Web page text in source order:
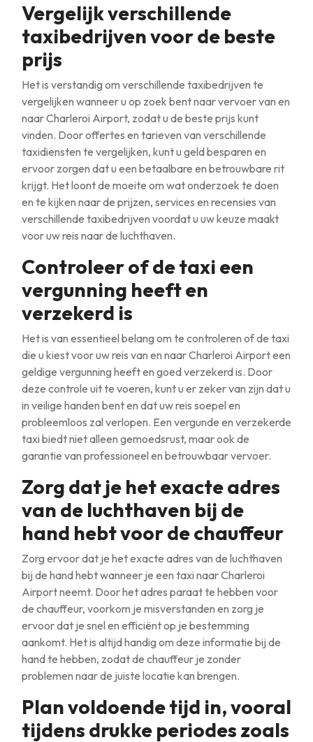
Vergelijk verschillende
taxibedrijven voor de beste
prijs
Het is verstandig om verschillende taxibedrijven te
vergelijken wanneer u op zoek bent naar vervoer van en
naar Charleroi Airport, zodat u de beste prijs kunt
vinden. Door offertes en tarieven van verschillende
taxidiensten te vergelijken, kunt u geld besparen en
ervoor zorgen dat u een betaalbare en betrouwbare rit
krijgt. Het loont de moeite om wat onderzoek te doen
en te kijken naar de prijzen, services en recensies van
verschillende taxibedrijven voordat u uw keuze maakt
voor uw reis naar de luchthaven.
Controleer of de taxi een
vergunning heeft en
verzekerd is
Het is van essentieel belang om te controleren of de taxi
die u kiest voor uw reis van en naar Charleroi Airport een
geldige vergunning heeft en goed verzekerd is. Door
deze controle uit te voeren, kunt u er zeker van zijn dat u
in veilige handen bent en dat uw reis soepel en
probleemloos zal verlopen. Een vergunde en verzekerde
taxi biedt niet alleen gemoedsrust, maar ook de
garantie van professioneel en betrouwbaar vervoer.
Zorg dat je het exacte adres
van de luchthaven bij de
hand hebt voor de chauffeur
Zorg ervoor dat je het exacte adres van de luchthaven
bij de hand hebt wanneer je een taxi naar Charleroi
Airport neemt. Door het adres paraat te hebben voor
de chauffeur, voorkom je misverstanden en zorg je
ervoor dat je snel en efficiënt op je bestemming
aankomt. Het is altijd handig om deze informatie bij de
hand te hebben, zodat de chauffeur je zonder
problemen naar de juiste locatie kan brengen.
Plan voldoende tijd in, vooral
tijdens drukke periodes zoals